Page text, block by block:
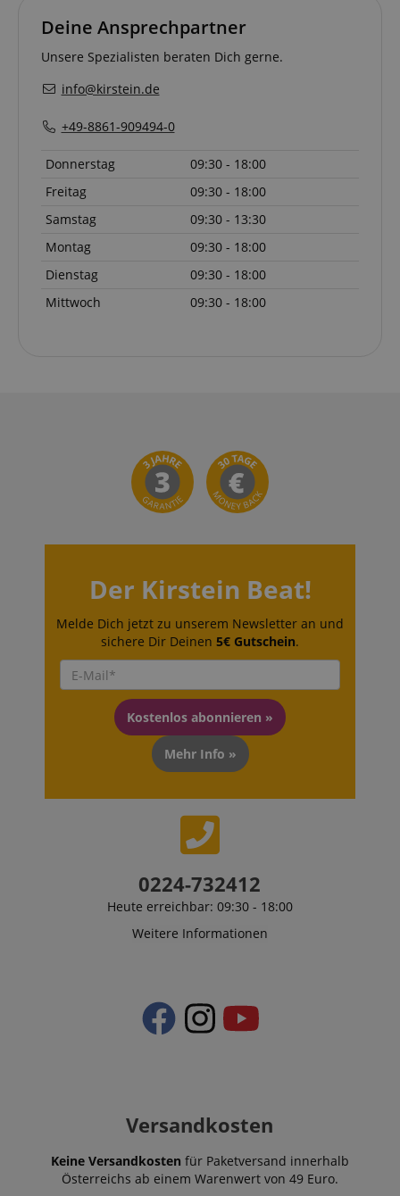
Deine Ansprechpartner
Unsere Spezialisten beraten Dich gerne.
info@kirstein.de
+49-8861-909494-0
Donnerstag
09:30 - 18:00
Freitag
09:30 - 18:00
Samstag
09:30 - 13:30
Montag
09:30 - 18:00
Dienstag
09:30 - 18:00
Mittwoch
09:30 - 18:00
Der Kirstein Beat!
Melde Dich jetzt zu unserem Newsletter an und
sichere Dir Deinen 5€ Gutschein.
Kostenlos abonnieren »
Mehr Info »
0224-732412
Heute erreichbar: 09:30 - 18:00
Weitere Informationen
Versandkosten
Keine Versandkosten für Paketversand innerhalb
Österreichs ab einem Warenwert von 49 Euro.